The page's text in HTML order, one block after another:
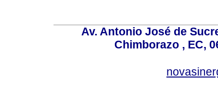
Av. Antonio José de
Chimborazo , EC,